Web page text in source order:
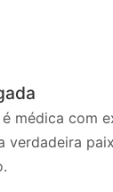
médica com
verdadeira